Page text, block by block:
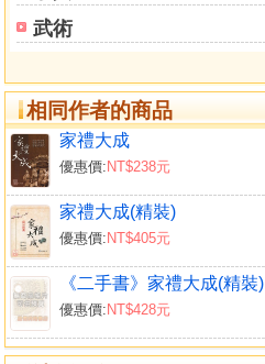
武術
相同作者的商品
家禮大成
優惠價: NT$238元
家禮大成(精裝)
優惠價: NT$405元
《二手書》家禮大成(精裝)
優惠價: NT$428元